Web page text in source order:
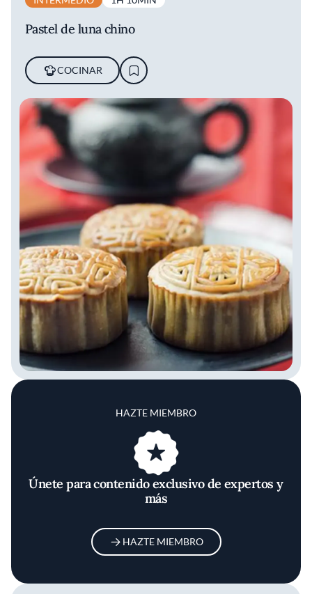
Pastel de luna chino
COCINAR
HAZTE MIEMBRO
Únete para contenido exclusivo de expertos y
más
HAZTE MIEMBRO